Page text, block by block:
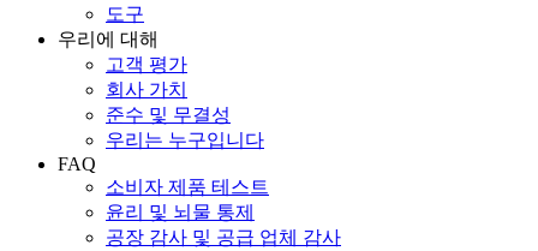
도구
우리에 대해
고객 평가
회사 가치
준수 및 무결성
우리는 누구입니다
FAQ
소비자 제품 테스트
윤리 및 뇌물 통제
공장 감사 및 공급 업체 감사